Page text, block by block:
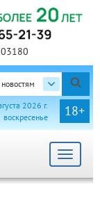
новостям
18+
2026 г.
воскресенье
Toggle